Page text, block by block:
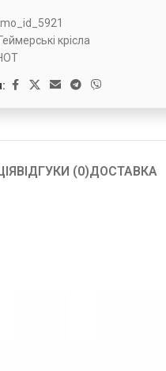
Геймерські крісла
ВІДГУКИ (0)ДОСТАВКА